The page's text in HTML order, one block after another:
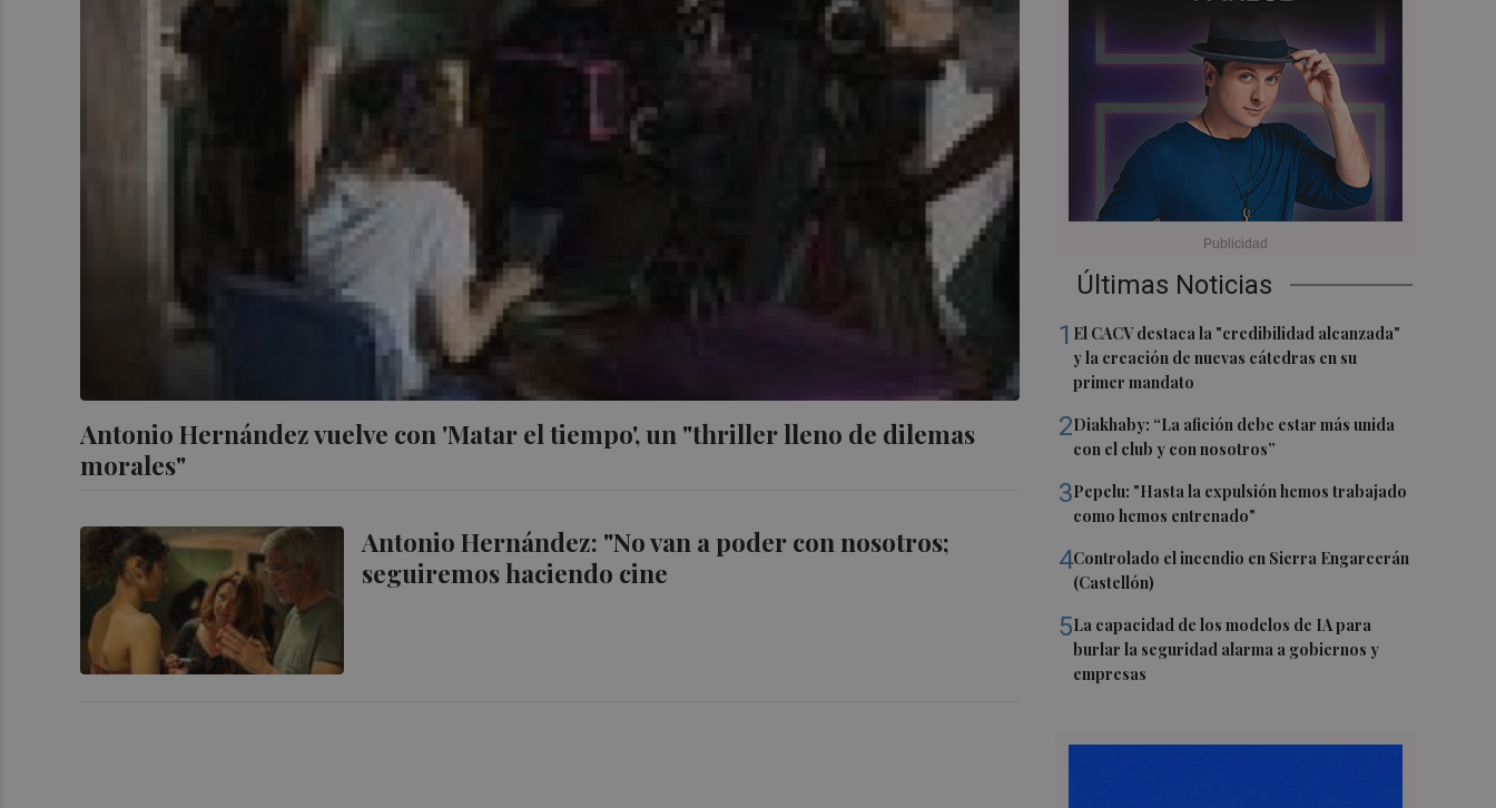
Antonio Hernández vuelve con 'Matar el tiempo', un "thriller lleno de dilemas
morales"
Antonio Hernández: "No van a poder con nosotros;
seguiremos haciendo cine
Últimas Noticias
1 El CACV destaca la "credibilidad alcanzada"
y la creación de nuevas cátedras en su
primer mandato
2Diakhaby: “La afición debe estar más unida
con el club y con nosotros”
3Pepelu: "Hasta la expulsión hemos trabajado
como hemos entrenado"
4Controlado el incendio en Sierra Engarcerán
(Castellón)
5La capacidad de los modelos de IA para
burlar la seguridad alarma a gobiernos y
empresas